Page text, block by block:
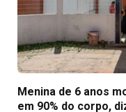
Menina de 6 anos
em 90% do corpo,